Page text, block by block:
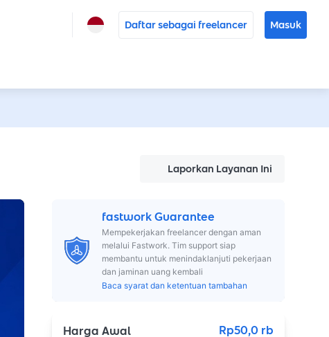
Daftar sebagai freelancer Masuk
Laporkan Layanan Ini
fastwork Guarantee
Mempekerjakan freelancer dengan aman
melalui Fastwork. Tim support siap
membantu untuk menindaklanjuti pekerjaan
dan jaminan uang kembali
Baca syarat dan ketentuan tambahan
Harga Awal Rp50,0 rb